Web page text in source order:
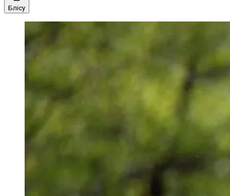
Бөлісу